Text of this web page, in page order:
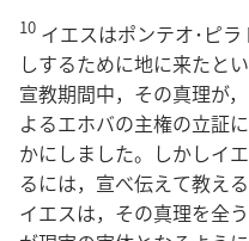
10 イエスはポンテオ･ピ
しするために地に来たと
宣教期間中，その真理が
よるエホバの主権の立証
かにしました。しかしイ
るには，宣べ伝えて教え
イエスは，その真理を全